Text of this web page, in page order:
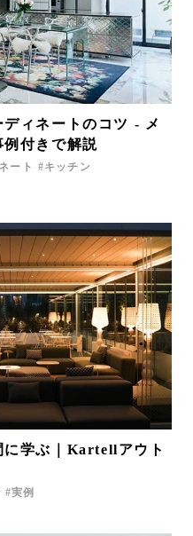
ディネートのコツ - メ
例付きで解説
ート
キッチン
に学ぶ｜Kartellアウト
実例